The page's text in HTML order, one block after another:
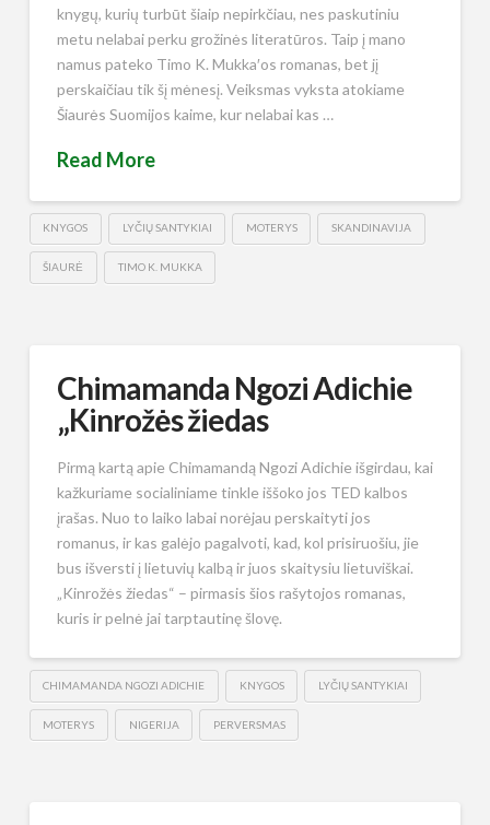
knygų, kurių turbūt šiaip nepirkčiau, nes paskutiniu
metu nelabai perku grožinės literatūros. Taip į mano
namus pateko Timo K. Mukka′os romanas, bet jį
perskaičiau tik šį mėnesį. Veiksmas vyksta atokiame
Šiaurės Suomijos kaime, kur nelabai kas …
Read More
KNYGOS LYČIŲ SANTYKIAI MOTERYS SKANDINAVIJA
ŠIAURĖ TIMO K. MUKKA
Chimamanda Ngozi Adichie
„Kinrožės žiedas
Pirmą kartą apie Chimamandą Ngozi Adichie išgirdau, kai
kažkuriame socialiniame tinkle iššoko jos TED kalbos
įrašas. Nuo to laiko labai norėjau perskaityti jos
romanus, ir kas galėjo pagalvoti, kad, kol prisiruošiu, jie
bus išversti į lietuvių kalbą ir juos skaitysiu lietuviškai.
„Kinrožės žiedas“ – pirmasis šios rašytojos romanas,
kuris ir pelnė jai tarptautinę šlovę.
CHIMAMANDA NGOZI ADICHIE KNYGOS LYČIŲ SANTYKIAI
MOTERYS NIGERIJA PERVERSMAS